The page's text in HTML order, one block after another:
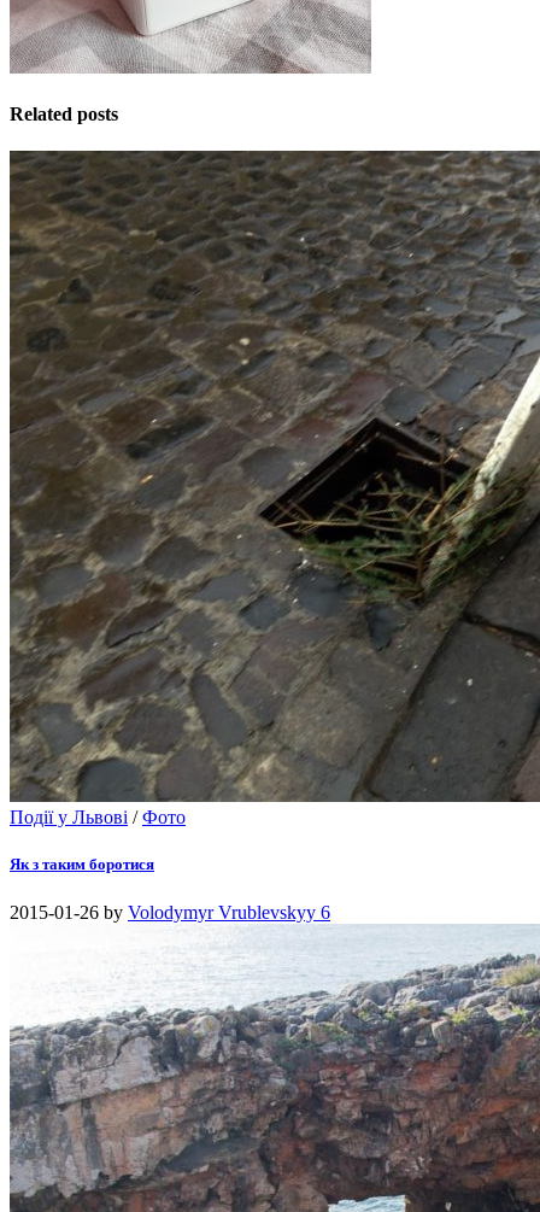
Related posts
Події у Львові /Фото
Як з таким боротися
2015-01-26 by Volodymyr Vrublevskyy 6